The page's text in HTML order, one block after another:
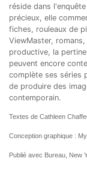
réside dans
précieux, elle
fiches, rouleaux de
ViewMaster,
productive, la
peuvent encore
complète ses séries
de produire des
contemporain.
Textes de Cathleen
Conception graphique :
Publié avec Bureau, New